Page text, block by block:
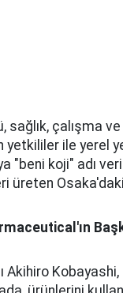
sağlık, çalışma
yetkililer ile yerel
"beni koji" adı
üreten
Akihiro